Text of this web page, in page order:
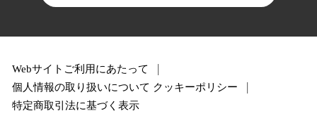
Webサイトご利用にあたって
個人情報の取り扱いについて クッキーポリシー
特定商取引法に基づく表示